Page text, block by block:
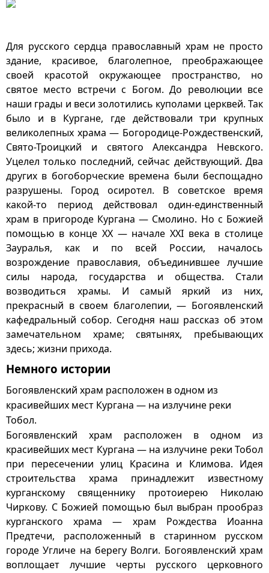
Для русского сердца православный храм не просто
здание, красивое, благолепное, преображающее
своей красотой окружающее пространство, но
святое место встречи с Богом. До революции все
наши грады и веси золотились куполами церквей. Так
было и в Кургане, где действовали три крупных
великолепных храма — Богородице-Рождественский,
Свято-Троицкий и святого Александра Невского.
Уцелел только последний, сейчас действующий. Два
других в богоборческие времена были беспощадно
разрушены. Город осиротел. В советское время
какой-то период действовал один‑единственный
храм в пригороде Кургана — Смолино. Но с Божией
помощью в конце ХХ — начале ХХI века в столице
Зауралья, как и по всей России, началось
возрождение православия, объединившее лучшие
силы народа, государства и общества. Стали
возводиться храмы. И самый яркий из них,
прекрасный в своем благолепии, — Богоявленский
кафедральный собор. Сегодня наш рассказ об этом
замечательном храме; святынях, пребывающих
здесь; жизни прихода.
Немного истории
Богоявленский храм расположен в одном из
красивейших мест Кургана — на излучине реки
Тобол.
Богоявленский храм расположен в одном из
красивейших мест Кургана — на излучине реки Тобол
при пересечении улиц Красина и Климова. Идея
строительства храма принадлежит известному
курганскому священнику протоиерею Николаю
Чиркову. С Божией помощью был выбран прообраз
курганского храма — храм Рождества Иоанна
Предтечи, расположенный в старинном русском
городе Угличе на берегу Волги. Богоявленский храм
воплощает лучшие черты русского церковного